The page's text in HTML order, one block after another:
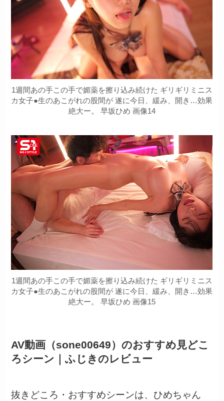
1週間あの手この手で媚薬を擦り込み続けた ギリギリミニス
カ女子●生のあこがれの股間が 遂に今日、緩み、開き…効果
絶大ー。 早坂ひめ 画像14
1週間あの手この手で媚薬を擦り込み続けた ギリギリミニス
カ女子●生のあこがれの股間が 遂に今日、緩み、開き…効果
絶大ー。 早坂ひめ 画像15
AV動画（sone00649）のおすすめ見どこ
ろシーン｜ふじきのレビュー
抜きどころ・おすすめシーンは、ひめちゃん